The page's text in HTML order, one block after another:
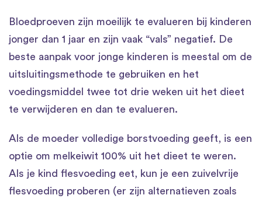
Bloedproeven zijn moeilijk te evalueren bij kinderen
jonger dan 1 jaar en zijn vaak “vals” negatief. De
beste aanpak voor jonge kinderen is meestal om de
uitsluitingsmethode te gebruiken en het
voedingsmiddel twee tot drie weken uit het dieet
te verwijderen en dan te evalueren.
Als de moeder volledige borstvoeding geeft, is een
optie om melkeiwit 100% uit het dieet te weren.
Als je kind flesvoeding eet, kun je een zuivelvrije
flesvoeding proberen (er zijn alternatieven zoals